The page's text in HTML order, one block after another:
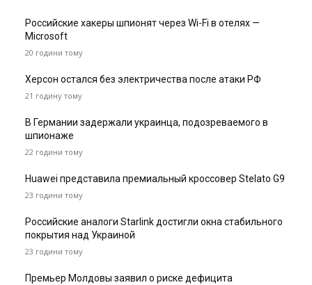
Российские хакеры шпионят через Wi-Fi в отелях —
Microsoft
20 години тому
Херсон остался без электричества после атаки РФ
21 годину тому
В Германии задержали украинца, подозреваемого в
шпионаже
22 години тому
Huawei представила премиальный кроссовер Stelato G9
23 години тому
Российские аналоги Starlink достигли окна стабильного
покрытия над Украиной
23 години тому
Премьер Молдовы заявил о риске дефицита